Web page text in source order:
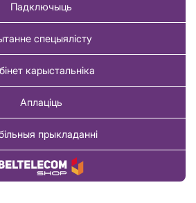
Падключыць
спецыялісту
карыстальніка
Аплаціць
прыкладанні
Купіць тавар